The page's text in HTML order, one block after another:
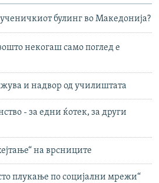
булинг во Македонија?
некогаш само поглед е
и надвор од училиштата
- за едни ќотек, за други
на врсниците
плукање по социјални мрежи“